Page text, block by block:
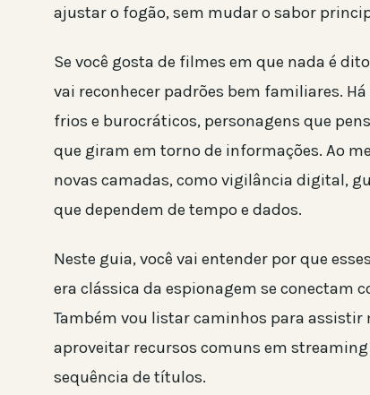
ajustar o fogão, sem mudar o sabor
Se você gosta de filmes em que nada é
vai reconhecer padrões bem familiares.
frios e burocráticos, personagens que
que giram em torno de informações. Ao
novas camadas, como vigilância digital,
que dependem de tempo e dados.
Neste guia, você vai entender por que
era clássica da espionagem se conectam
Também vou listar caminhos para
aproveitar recursos comuns em
sequência de títulos.